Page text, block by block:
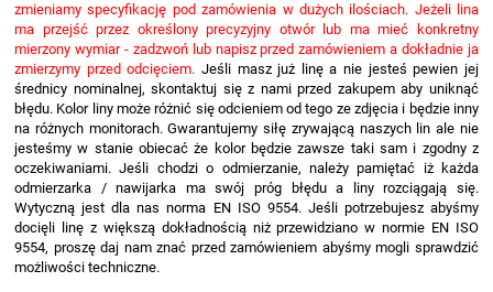
zmieniamy specyfikację pod zamówienia w dużych ilościach. Jeżeli lina
ma przejść przez określony precyzyjny otwór lub ma mieć konkretny
mierzony wymiar - zadzwoń lub napisz przed zamówieniem a dokładnie ja
zmierzymy przed odcięciem. Jeśli masz już linę a nie jesteś pewien jej
średnicy nominalnej, skontaktuj się z nami przed zakupem aby uniknąć
błędu. Kolor liny może różnić się odcieniem od tego ze zdjęcia i będzie inny
na różnych monitorach. Gwarantujemy siłę zrywającą naszych lin ale nie
jesteśmy w stanie obiecać że kolor będzie zawsze taki sam i zgodny z
oczekiwaniami. Jeśli chodzi o odmierzanie, należy pamiętać iż każda
odmierzarka / nawijarka ma swój próg błędu a liny rozciągają się.
Wytyczną jest dla nas norma EN ISO 9554. Jeśli potrzebujesz abyśmy
docięli linę z większą dokładnością niż przewidziano w normie EN ISO
9554, proszę daj nam znać przed zamówieniem abyśmy mogli sprawdzić
możliwości techniczne.